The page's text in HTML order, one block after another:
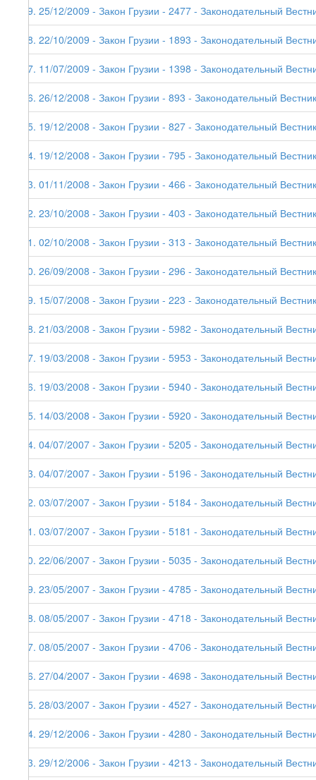
79. 25/12/2009 - Закон Грузии - 2477 - Законодательный
78. 22/10/2009 - Закон Грузии - 1893 - Законодательный
77. 11/07/2009 - Закон Грузии - 1398 - Законодательный
76. 26/12/2008 - Закон Грузии - 893 - Законодательный
75. 19/12/2008 - Закон Грузии - 827 - Законодательный
74. 19/12/2008 - Закон Грузии - 795 - Законодательный
73. 01/11/2008 - Закон Грузии - 466 - Законодательный
72. 23/10/2008 - Закон Грузии - 403 - Законодательный
71. 02/10/2008 - Закон Грузии - 313 - Законодательный
70. 26/09/2008 - Закон Грузии - 296 - Законодательный
69. 15/07/2008 - Закон Грузии - 223 - Законодательный
68. 21/03/2008 - Закон Грузии - 5982 - Законодательный
67. 19/03/2008 - Закон Грузии - 5953 - Законодательный
66. 19/03/2008 - Закон Грузии - 5940 - Законодательный
65. 14/03/2008 - Закон Грузии - 5920 - Законодательный
64. 04/07/2007 - Закон Грузии - 5205 - Законодательный
63. 04/07/2007 - Закон Грузии - 5196 - Законодательный
62. 03/07/2007 - Закон Грузии - 5184 - Законодательный
61. 03/07/2007 - Закон Грузии - 5181 - Законодательный
60. 22/06/2007 - Закон Грузии - 5035 - Законодательный
59. 23/05/2007 - Закон Грузии - 4785 - Законодательный
58. 08/05/2007 - Закон Грузии - 4718 - Законодательный
57. 08/05/2007 - Закон Грузии - 4706 - Законодательный
56. 27/04/2007 - Закон Грузии - 4698 - Законодательный
55. 28/03/2007 - Закон Грузии - 4527 - Законодательный
54. 29/12/2006 - Закон Грузии - 4280 - Законодательный
53. 29/12/2006 - Закон Грузии - 4213 - Законодательный